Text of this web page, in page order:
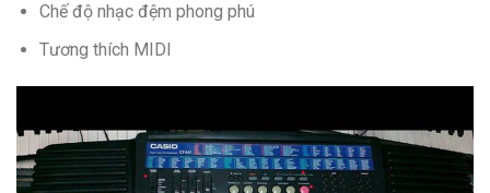
Chế độ nhạc đệm phong phú
Tương thích MIDI